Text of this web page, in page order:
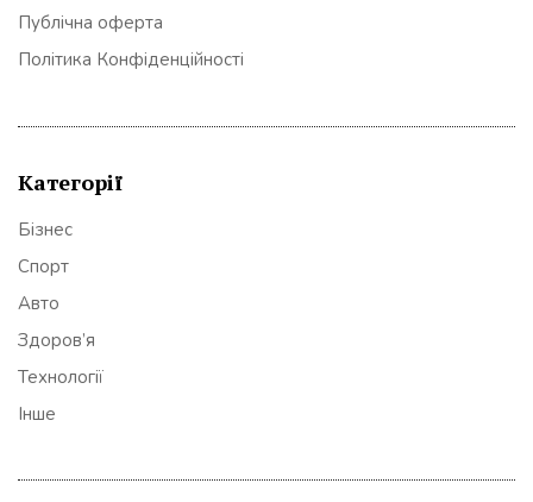
Публічна оферта
Політика Конфіденційності
Категорії
Бізнес
Спорт
Авто
Здоров’я
Технології
Інше